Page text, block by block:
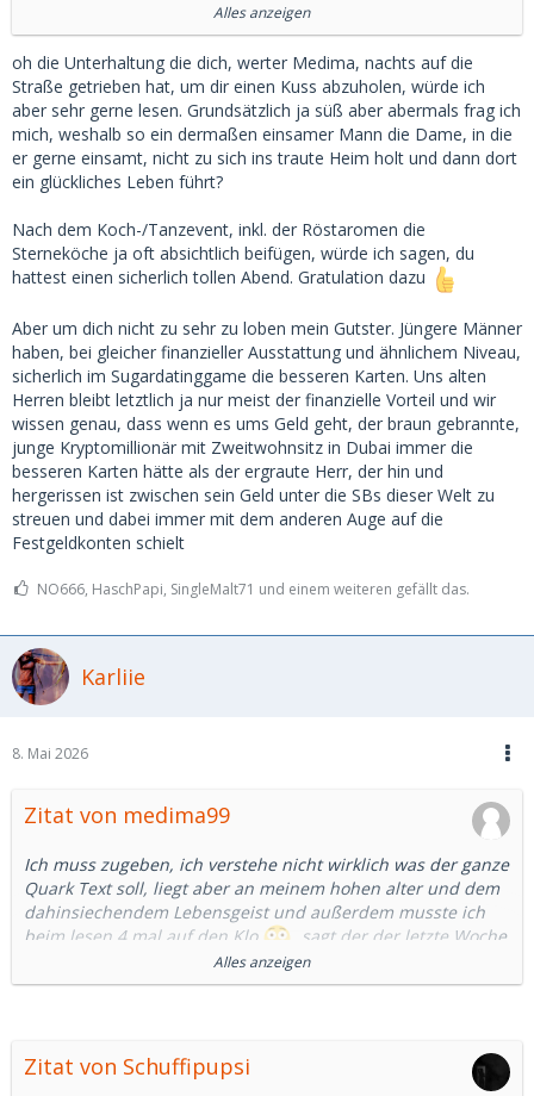
2 stunden mit seinem SB beim kochen getanzt hat
leider hatte das essen dann einige Röstaromen
Oder der schonmla 120 km gefahren ist nur um sich 1 gute
Nachtkuss abzuholen
Aber du kannst mir gerne noch mal auf normal deutsch
schreiben was du meinst.
nicht wirklich ganz verstanden.
Ich weiß damit trigger ich hier wieder einige aber die
werden es überleben
Alles anzeigen
oh die Unterhaltung die dich, werter Medima, nachts auf die
Straße getrieben hat, um dir einen Kuss abzuholen, würde ich
aber sehr gerne lesen. Grundsätzlich ja süß aber abermals frag ich
mich, weshalb so ein dermaßen einsamer Mann die Dame, in die
er gerne einsamt, nicht zu sich ins traute Heim holt und dann dort
ein glückliches Leben führt?
Nach dem Koch-/Tanzevent, inkl. der Röstaromen die
Sterneköche ja oft absichtlich beifügen, würde ich sagen, du
hattest einen sicherlich tollen Abend. Gratulation dazu
Aber um dich nicht zu sehr zu loben mein Gutster. Jüngere Männer
haben, bei gleicher finanzieller Ausstattung und ähnlichem Niveau,
sicherlich im Sugardatinggame die besseren Karten. Uns alten
Herren bleibt letztlich ja nur meist der finanzielle Vorteil und wir
wissen genau, dass wenn es ums Geld geht, der braun gebrannte,
junge Kryptomillionär mit Zweitwohnsitz in Dubai immer die
besseren Karten hätte als der ergraute Herr, der hin und
hergerissen ist zwischen sein Geld unter die SBs dieser Welt zu
streuen und dabei immer mit dem anderen Auge auf die
Festgeldkonten schielt
NO666, HaschPapi, SingleMalt71 und einem weiteren gefällt das.
Karliie
8. Mai 2026
Zitat von medima99
Ich muss zugeben, ich verstehe nicht wirklich was der ganze
Quark Text soll, liegt aber an meinem hohen alter und dem
dahinsiechendem Lebensgeist und außerdem musste ich
beim lesen 4 mal auf den Klo
, sagt der der letzte Woche
2 stunden mit seinem SB beim kochen getanzt hat
leider hatte das essen dann einige Röstaromen
Alles anzeigen
Zitat von Schuffipupsi